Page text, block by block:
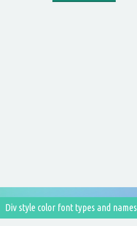
Div style color font types and names